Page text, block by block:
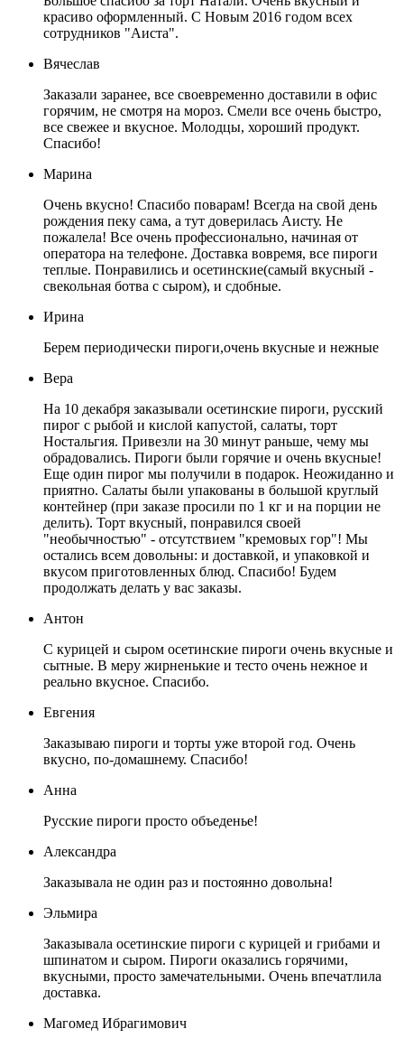
красиво оформленный. С Новым 2016 годом всех
сотрудников "Аиста".
Вячеслав
Заказали заранее, все своевременно доставили в офис
горячим, не смотря на мороз. Смели все очень быстро,
все свежее и вкусное. Молодцы, хороший продукт.
Спасибо!
Марина
Очень вкусно! Спасибо поварам! Всегда на свой день
рождения пеку сама, а тут доверилась Аисту. Не
пожалела! Все очень профессионально, начиная от
оператора на телефоне. Доставка вовремя, все пироги
теплые. Понравились и осетинские(самый вкусный -
свекольная ботва с сыром), и сдобные.
Ирина
Берем периодически пироги,очень вкусные и нежные
Вера
На 10 декабря заказывали осетинские пироги, русский
пирог с рыбой и кислой капустой, салаты, торт
Ностальгия. Привезли на 30 минут раньше, чему мы
обрадовались. Пироги были горячие и очень вкусные!
Еще один пирог мы получили в подарок. Неожиданно и
приятно. Салаты были упакованы в большой круглый
контейнер (при заказе просили по 1 кг и на порции не
делить). Торт вкусный, понравился своей
"необычностью" - отсутствием "кремовых гор"! Мы
остались всем довольны: и доставкой, и упаковкой и
вкусом приготовленных блюд. Спасибо! Будем
продолжать делать у вас заказы.
Антон
С курицей и сыром осетинские пироги очень вкусные и
сытные. В меру жирненькие и тесто очень нежное и
реально вкусное. Спасибо.
Евгения
Заказываю пироги и торты уже второй год. Очень
вкусно, по-домашнему. Спасибо!
Анна
Русские пироги просто объеденье!
Александра
Заказывала не один раз и постоянно довольна!
Эльмира
Заказывала осетинские пироги с курицей и грибами и
шпинатом и сыром. Пироги оказались горячими,
вкусными, просто замечательными. Очень впечатлила
доставка.
Магомед Ибрагимович